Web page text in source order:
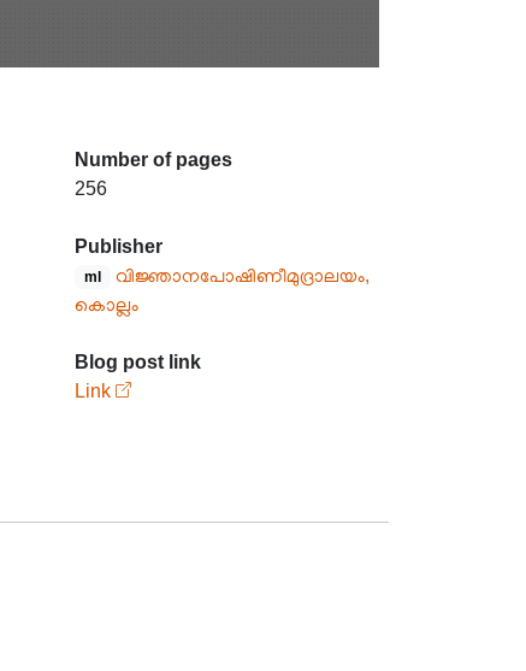
Number of pages
256
Publisher
ml
വിജ്ഞാനപോഷിണീമുദ്രാലയം,
കൊല്ലം
Blog post link
Link